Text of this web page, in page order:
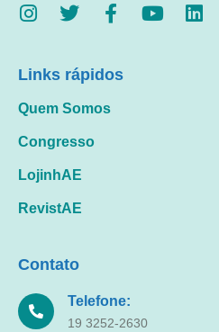
Links rápidos
Quem Somos
Congresso
LojinhAE
RevistAE
Contato
Telefone:
19 3252-2630